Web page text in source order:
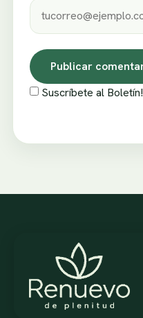
Suscríbete al Boletín!